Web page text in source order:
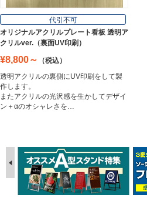
代引不可
オリジナルアクリルプレート看板 透明ア
クリルver.（裏面UV印刷）
¥8,800～
（税込）
透明アクリルの裏側にUV印刷をして製
作します。
またアクリルの光沢感を生かしてデザイ
ン＋αのオシャレさを…